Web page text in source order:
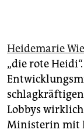
Heidemarie
„die rote
Lobbys
Ministerin mit